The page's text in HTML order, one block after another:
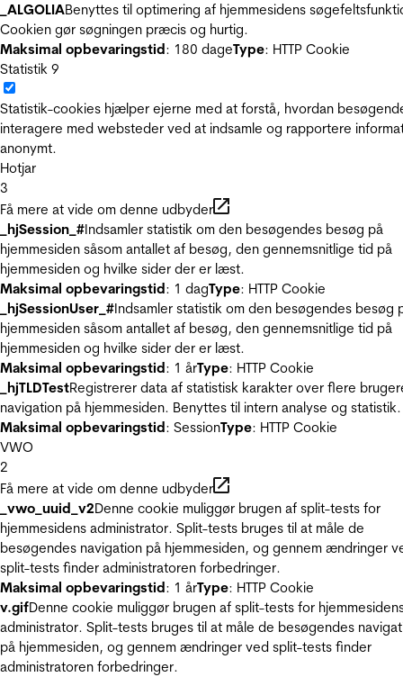
_ALGOLIABenyttes til optimering af hjemmesidens
Cookien gør søgningen præcis og hurtig.
Maksimal opbevaringstid: 180 dageType: HTTP Cookie
Statistik 9
Statistik-cookies hjælper ejerne med at forstå, hvordan
interagere med websteder ved at indsamle og rapportere
anonymt.
Hotjar
3
Få mere at vide om denne udbyder
_hjSession_#Indsamler statistik om den besøgendes besøg på
hjemmesiden såsom antallet af besøg, den gennemsnitlige tid på
hjemmesiden og hvilke sider der er læst.
Maksimal opbevaringstid: 1 dagType: HTTP Cookie
_hjSessionUser_#Indsamler statistik om den besøgendes besøg
hjemmesiden såsom antallet af besøg, den gennemsnitlige tid på
hjemmesiden og hvilke sider der er læst.
Maksimal opbevaringstid: 1 årType: HTTP Cookie
_hjTLDTestRegistrerer data af statistisk karakter over flere
navigation på hjemmesiden. Benyttes til intern analyse og statistik.
Maksimal opbevaringstid: SessionType: HTTP Cookie
VWO
2
Få mere at vide om denne udbyder
_vwo_uuid_v2Denne cookie muliggør brugen af split-tests for
hjemmesidens administrator. Split-tests bruges til at måle de
besøgendes navigation på hjemmesiden, og gennem ændringer
split-tests finder administratoren forbedringer.
Maksimal opbevaringstid: 1 årType: HTTP Cookie
v.gifDenne cookie muliggør brugen af split-tests for
administrator. Split-tests bruges til at måle de besøgendes
på hjemmesiden, og gennem ændringer ved split-tests finder
administratoren forbedringer.